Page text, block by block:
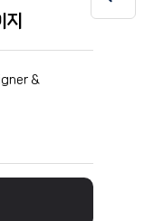
&